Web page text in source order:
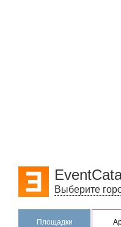
Выберите
Площадки